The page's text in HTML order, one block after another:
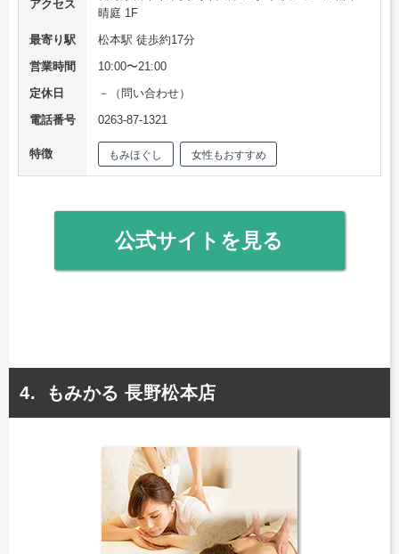
アクセス
晴庭 1F
最寄り駅
松本駅 徒歩約17分
営業時間
10:00〜21:00
定休日
－（問い合わせ）
電話番号
0263-87-1321
特徴 もみほぐし 女性もおすすめ
公式サイトを見る
もみかる 長野松本店